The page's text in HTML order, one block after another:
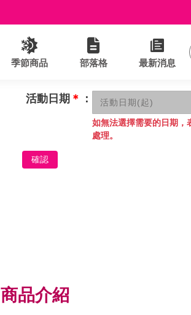
季節商品 部落格 最新消息
活動日期 ＊ ：
如無法選擇需要的日期，
處理。
確認
商品介紹